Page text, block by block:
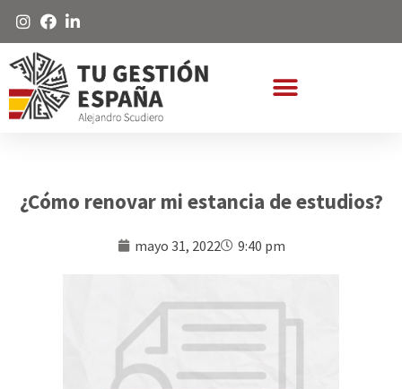
¿Cómo renovar mi estancia de estudios?
mayo 31, 2022 9:40 pm